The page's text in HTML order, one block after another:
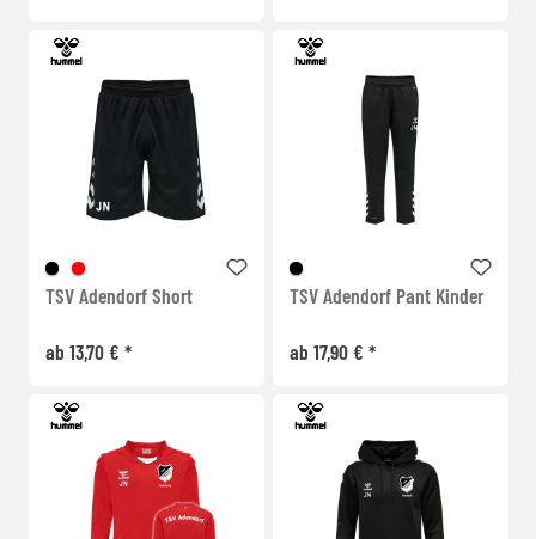
TSV Adendorf Short
ab 13,70 € *
TSV Adendorf Pant Kinder
ab 17,90 € *